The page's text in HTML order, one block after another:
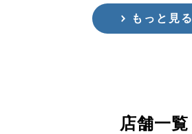
もっと見る
店舗一覧